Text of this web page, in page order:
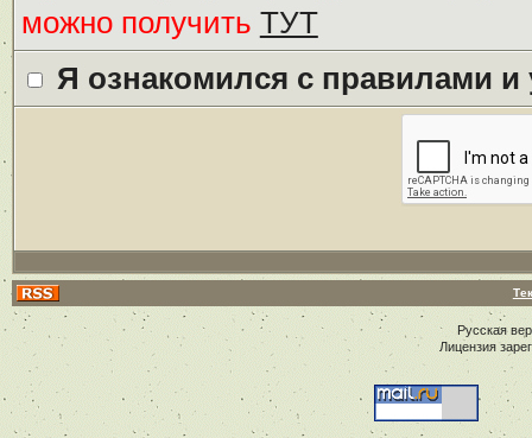
можно получить ТУТ
Я ознакомился с правилами
Русская
Лицензия